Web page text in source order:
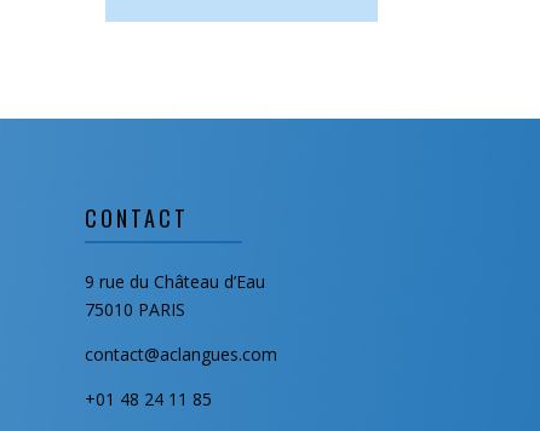
septembre 2019
juin 2019
février 2019
septembre 2018
CONTACT
9 rue du Château d’Eau
75010 PARIS
contact@aclangues.com
+01 48 24 11 85